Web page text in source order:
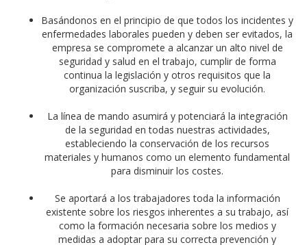
Basándonos en el principio de que todos los incidentes y
enfermedades laborales pueden y deben ser evitados, la
empresa se compromete a alcanzar un alto nivel de
seguridad y salud en el trabajo, cumplir de forma
continua la legislación y otros requisitos que la
organización suscriba, y seguir su evolución.
La línea de mando asumirá y potenciará la integración
de la seguridad en todas nuestras actividades,
estableciendo la conservación de los recursos
materiales y humanos como un elemento fundamental
para disminuir los costes.
Se aportará a los trabajadores toda la información
existente sobre los riesgos inherentes a su trabajo, así
como la formación necesaria sobre los medios y
medidas a adoptar para su correcta prevención y